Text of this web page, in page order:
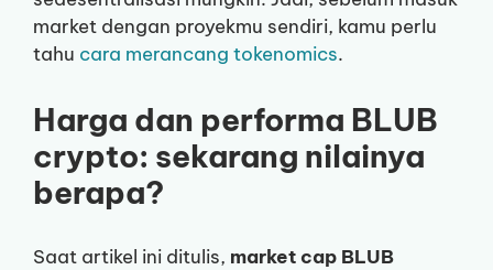
market dengan proyekmu sendiri, kamu perlu
tahu cara merancang tokenomics.
Harga dan performa BLUB
crypto: sekarang nilainya
berapa?
Saat artikel ini ditulis, market cap BLUB